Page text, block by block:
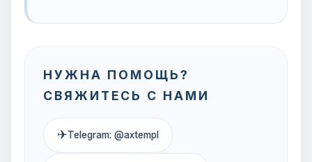
НУЖНА ПОМОЩЬ?
СВЯЖИТЕСЬ С НАМИ
✈Telegram: @axtempl